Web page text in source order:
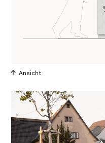
Ansicht